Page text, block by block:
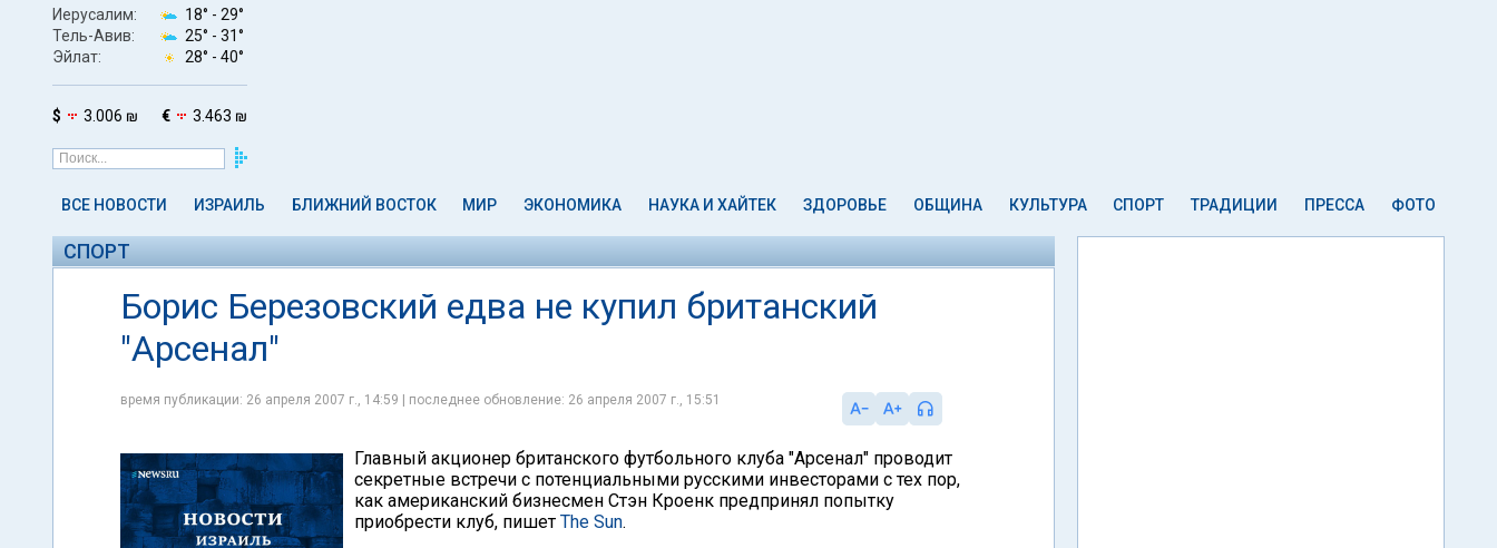
Иерусалим: 18° - 29°
Тель-Авив:
25° - 31°
Эйлат:
28° - 40°
$ 3.006 ₪ € 3.463 ₪
ВСЕ НОВОСТИ ИЗРАИЛЬ БЛИЖНИЙ ВОСТОК МИР ЭКОНОМИКА НАУКА И ХАЙТЕК ЗДОРОВЬЕ ОБЩИНА КУЛЬТУРА СПОРТ ТРАДИЦИИ ПРЕССА ФОТО
СПОРТ
Борис Березовский едва не купил британский
"Арсенал"
время публикации: 26 апреля 2007 г., 14:59 | последнее обновление: 26 апреля 2007 г., 15:51
Главный акционер британского футбольного клуба "Арсенал" проводит
секретные встречи с потенциальными русскими инвесторами с тех пор,
как американский бизнесмен Стэн Кроенк предпринял попытку
приобрести клуб, пишет The Sun.